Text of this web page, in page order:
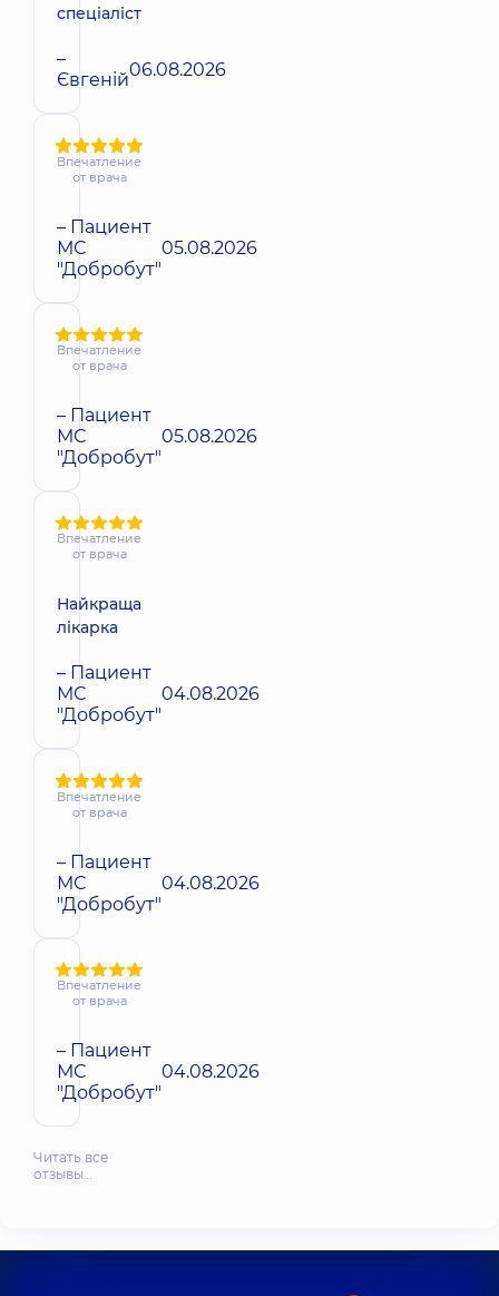
спеціаліст
–
Євгеній06.08.2026
Впечатление
от врача
– Пациент
МС
"Добробут"
05.08.2026
Впечатление
от врача
– Пациент
МС
"Добробут"
05.08.2026
Впечатление
от врача
Найкраща
лікарка
– Пациент
МС
"Добробут"
04.08.2026
Впечатление
от врача
– Пациент
МС
"Добробут"
04.08.2026
Впечатление
от врача
– Пациент
МС
"Добробут"
04.08.2026
Читать все
отзывы…